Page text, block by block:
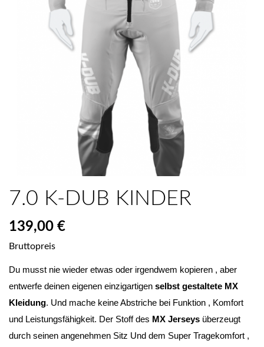
7.0 K-DUB KINDER
139,00 €
Bruttopreis
Du musst nie wieder etwas oder irgendwem kopieren , aber
entwerfe deinen eigenen einzigartigen selbst gestaltete MX
Kleidung. Und mache keine Abstriche bei Funktion , Komfort
und Leistungsfähigkeit. Der Stoff des MX Jerseys überzeugt
durch seinen angenehmen Sitz Und dem Super Tragekomfort ,